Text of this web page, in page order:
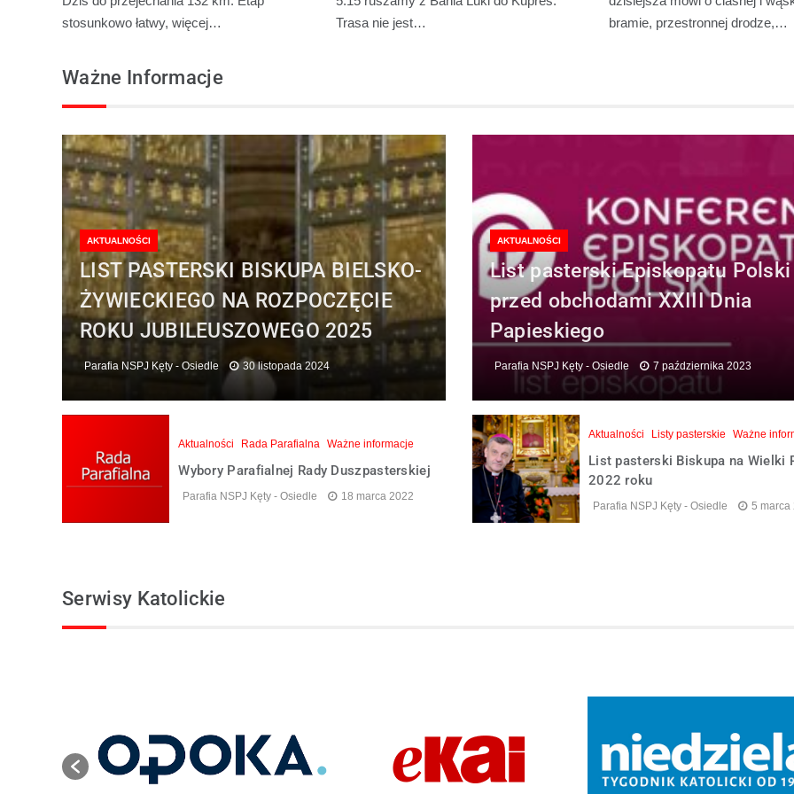
stosunkowo łatwy, więcej…
Trasa nie jest…
bramie, przestronnej drodze,…
Ważne Informacje
AKTUALNOŚCI
LIST PASTERSKI BISKUPA BIELSKO-
ŻYWIECKIEGO NA ROZPOCZĘCIE
ROKU JUBILEUSZOWEGO 2025
Parafia NSPJ Kęty - Osiedle 30 listopada 2024
AKTUALNOŚCI
List pasterski Episkopatu Polski
przed obchodami XXIII Dnia
Papieskiego
Parafia NSPJ Kęty - Osiedle 7 października 2023
Aktualności Rada Parafialna Ważne informacje
Wybory Parafialnej Rady Duszpasterskiej
Parafia NSPJ Kęty - Osiedle 18 marca 2022
Aktualności Listy pasterskie Ważne
List pasterski Biskupa na Wielki
2022 roku
Parafia NSPJ Kęty - Osiedle 5 marca
Serwisy Katolickie